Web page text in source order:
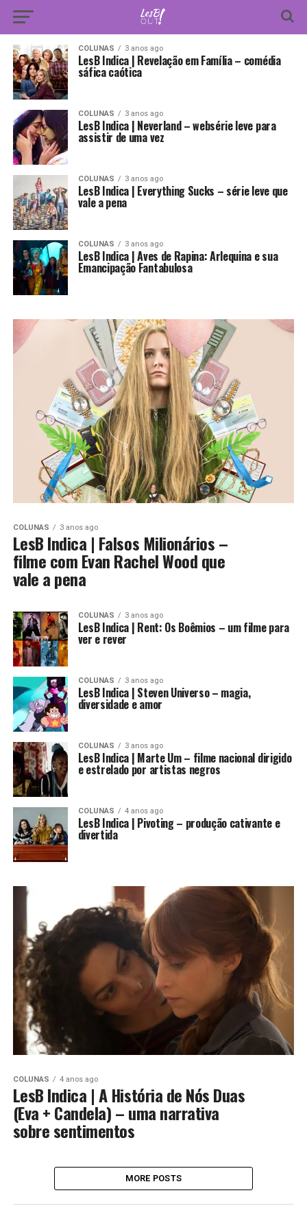
COLUNAS 3 anos ago
LesB Indica | Revelação em Família – comédia
sáfica caótica
COLUNAS 3 anos ago
LesB Indica | Neverland – websérie leve para
assistir de uma vez
COLUNAS 3 anos ago
LesB Indica | Everything Sucks – série leve que
vale a pena
COLUNAS 3 anos ago
LesB Indica | Aves de Rapina: Arlequina e sua
Emancipação Fantabulosa
COLUNAS 3 anos ago
LesB Indica | Falsos Milionários –
filme com Evan Rachel Wood que
vale a pena
COLUNAS 3 anos ago
LesB Indica | Rent: Os Boêmios – um filme para
ver e rever
COLUNAS 3 anos ago
LesB Indica | Steven Universo – magia,
diversidade e amor
COLUNAS 3 anos ago
LesB Indica | Marte Um – filme nacional dirigido
e estrelado por artistas negros
COLUNAS 4 anos ago
LesB Indica | Pivoting – produção cativante e
divertida
COLUNAS 4 anos ago
LesB Indica | A História de Nós Duas
(Eva + Candela) – uma narrativa
sobre sentimentos
MORE POSTS